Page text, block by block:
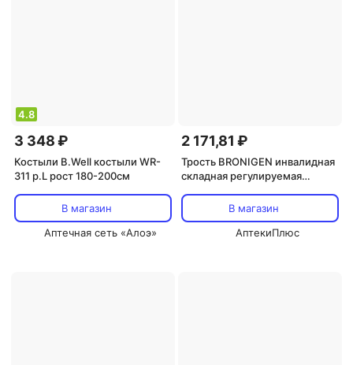
4.8
3 348 ₽
Костыли B.Well костыли WR-
311 р.L рост 180-200см
В магазин
Аптечная сеть «Алоэ»
2 171,81 ₽
Трость BRONIGEN инвалидная
складная регулируемая
В магазин
АптекиПлюс